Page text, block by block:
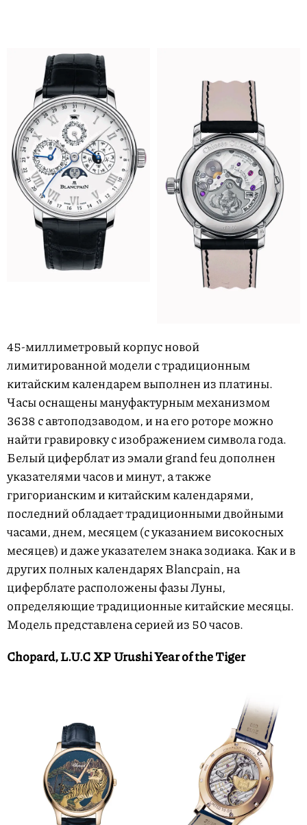
45-миллиметровый корпус новой
лимитированной модели с традиционным
китайским календарем выполнен из платины.
Часы оснащены мануфактурным механизмом
3638 с автоподзаводом, и на его роторе можно
найти гравировку с изображением символа года.
Белый циферблат из эмали grand feu дополнен
указателями часов и минут, а также
григорианским и китайским календарями,
последний обладает традиционными двойными
часами, днем, месяцем (с указанием високосных
месяцев) и даже указателем знака зодиака. Как и в
других полных календарях Blancpain, на
циферблате расположены фазы Луны,
определяющие традиционные китайские месяцы.
Модель представлена серией из 50 часов.
Chopard, L.U.C XP Urushi Year of the Tiger